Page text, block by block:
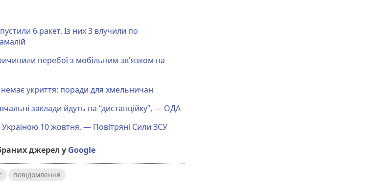
6 ракет. Із них 3 влучили по
перебої з мобільним зв'язком на
укриття: поради для хмельничан
заклади йдуть на “дистанційку”, — ОДА
Україною 10 жовтня, — Повітряні Сили ЗСУ
джерел у Google
повідомлення